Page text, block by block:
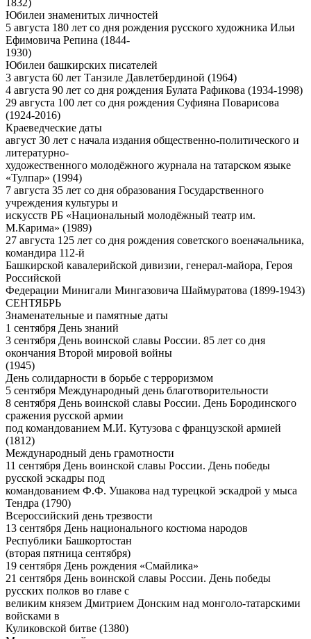
1832)
Юбилеи знаменитых личностей
5 августа 180 лет со дня рождения русского художника Ильи
Ефимовича Репина (1844-
1930)
Юбилеи башкирских писателей
3 августа 60 лет Танзиле Давлетбердиной (1964)
4 августа 90 лет со дня рождения Булата Рафикова (1934-1998)
29 августа 100 лет со дня рождения Суфияна Поварисова
(1924-2016)
Краеведческие даты
август 30 лет с начала издания общественно-политического и
литературно-
художественного молодёжного журнала на татарском языке
«Тулпар» (1994)
7 августа 35 лет со дня образования Государственного
учреждения культуры и
искусств РБ «Национальный молодёжный театр им.
М.Карима» (1989)
27 августа 125 лет со дня рождения советского военачальника,
командира 112-й
Башкирской кавалерийской дивизии, генерал-майора, Героя
Российской
Федерации Минигали Мингазовича Шаймуратова (1899-1943)
СЕНТЯБРЬ
Знаменательные и памятные даты
1 сентября День знаний
3 сентября День воинской славы России. 85 лет со дня
окончания Второй мировой войны
(1945)
День солидарности в борьбе с терроризмом
5 сентября Международный день благотворительности
8 сентября День воинской славы России. День Бородинского
сражения русской армии
под командованием М.И. Кутузова с французской армией
(1812)
Международный день грамотности
11 сентября День воинской славы России. День победы
русской эскадры под
командованием Ф.Ф. Ушакова над турецкой эскадрой у мыса
Тендра (1790)
Всероссийский день трезвости
13 сентября День национального костюма народов
Республики Башкортостан
(вторая пятница сентября)
19 сентября День рождения «Смайлика»
21 сентября День воинской славы России. День победы
русских полков во главе с
великим князем Дмитрием Донским над монголо-татарскими
войсками в
Куликовской битве (1380)